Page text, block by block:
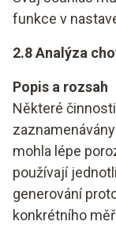
funkce v
2.8 Analýza
Popis a rozsah
Některé
mohla lépe
používají
generování
konkrétního